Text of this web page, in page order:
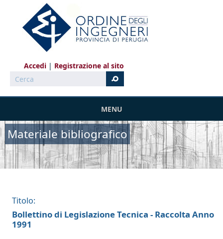
Salta al contenuto principale
Accedi
Registrazione al sito
Cerca
MENU
Materiale bibliografico
Titolo:
Bollettino di Legislazione Tecnica - Raccolta Anno
1991